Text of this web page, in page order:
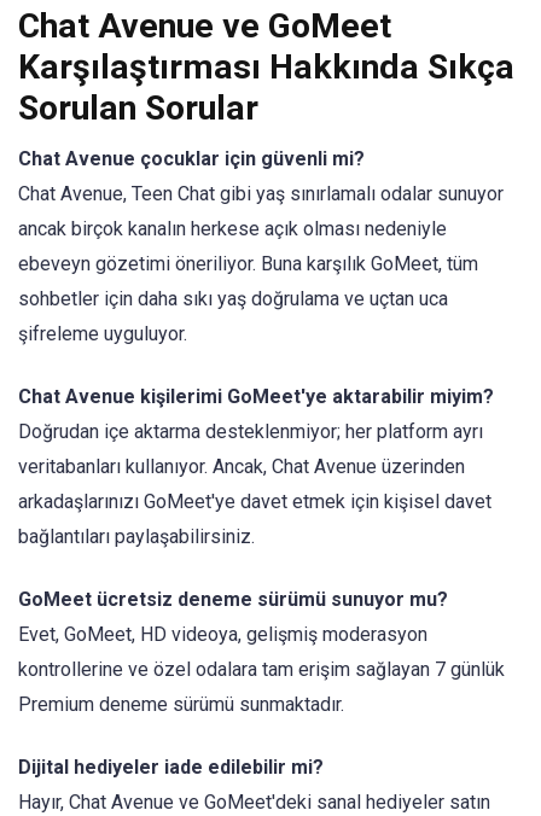
Chat Avenue ve GoMeet
Karşılaştırması Hakkında Sıkça
Sorulan Sorular
Chat Avenue çocuklar için güvenli mi?
Chat Avenue, Teen Chat gibi yaş sınırlamalı odalar sunuyor
ancak birçok kanalın herkese açık olması nedeniyle
ebeveyn gözetimi öneriliyor. Buna karşılık GoMeet, tüm
sohbetler için daha sıkı yaş doğrulama ve uçtan uca
şifreleme uyguluyor.
Chat Avenue kişilerimi GoMeet'ye aktarabilir miyim?
Doğrudan içe aktarma desteklenmiyor; her platform ayrı
veritabanları kullanıyor. Ancak, Chat Avenue üzerinden
arkadaşlarınızı GoMeet'ye davet etmek için kişisel davet
bağlantıları paylaşabilirsiniz.
GoMeet ücretsiz deneme sürümü sunuyor mu?
Evet, GoMeet, HD videoya, gelişmiş moderasyon
kontrollerine ve özel odalara tam erişim sağlayan 7 günlük
Premium deneme sürümü sunmaktadır.
Dijital hediyeler iade edilebilir mi?
Hayır, Chat Avenue ve GoMeet'deki sanal hediyeler satın